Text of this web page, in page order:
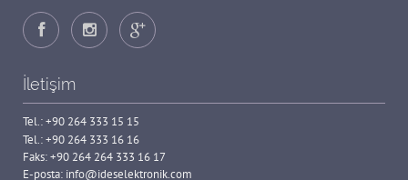
İletişim
Tel.:+90 264 333 15 15
Tel.:+90 264 333 16 16
Faks: +90 264 264 333 16 17
E-posta: info@ideselektronik.com